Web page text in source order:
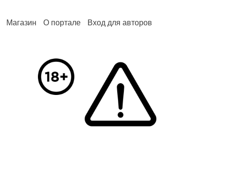
Магазин О портале Вход для авторов